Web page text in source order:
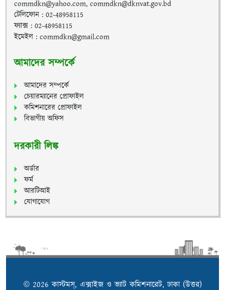
commdkn@yahoo.com, commdkn@dknvat.gov.bd
টেলিফোন : 02-48958115
ফ্যাক্স : 02-48958115
ইমেইল : commdkn@gmail.com
আমাদের সম্পর্কে
আমাদের সম্পর্কে
চেয়ারম্যানের প্রোফাইল
কমিশনারের প্রোফাইল
বিভাগীয় অফিস
দরকারী লিঙ্ক
অর্ডার
ফর্ম
আরটিআই
যোগাযোগ
© 2026 কাস্টমস্, এক্সাইজ ও ভ্যাট কমিশনারেট, ঢাকা (উত্তর)